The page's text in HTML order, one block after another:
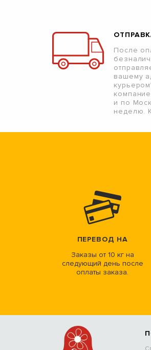
После
вашему
и по
неделю.
ПЕРЕВОД НА
Заказы от 10 кг на
следующий день после
оплаты заказа.